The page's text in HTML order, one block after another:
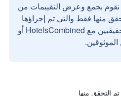
نقوم بجمع وعرض التقييمات من
منها فقط والتي تم إجراؤها
بواسطة مستخدمين حقيقيين مع HotelsCombined أو